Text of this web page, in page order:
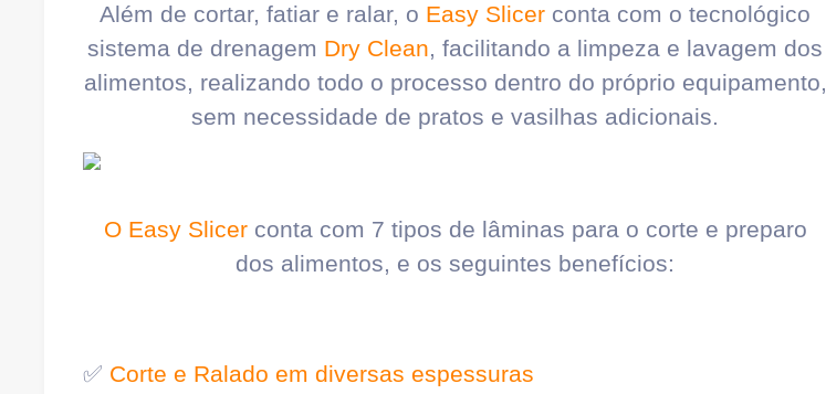
Além de cortar, fatiar e ralar, o Easy Slicer conta com o tecnológico
sistema de drenagem Dry Clean, facilitando a limpeza e lavagem dos
alimentos, realizando todo o processo dentro do próprio equipamento,
sem necessidade de pratos e vasilhas adicionais.
O Easy Slicer conta com 7 tipos de lâminas para o corte e preparo
dos alimentos, e os seguintes benefícios:
✅ Corte e Ralado em diversas espessuras